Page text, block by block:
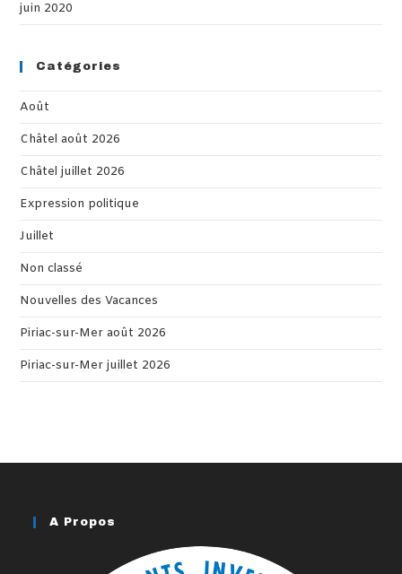
juin 2020
Catégories
Août
Châtel août 2026
Châtel juillet 2026
Expression politique
Juillet
Non classé
Nouvelles des Vacances
Piriac-sur-Mer août 2026
Piriac-sur-Mer juillet 2026
A Propos